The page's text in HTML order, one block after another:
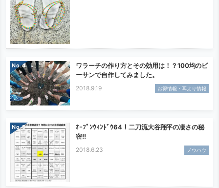
No.
ワラーチの作り方とその効用は！？100均のビ
ーサンで自作してみました。
2018.9.19 お得情報・耳より情報
No.
ｵｰﾌﾟﾝｳｨﾝﾄﾞｳ64！二刀流大谷翔平の凄さの秘
密!!
2018.6.23 ノウハウ